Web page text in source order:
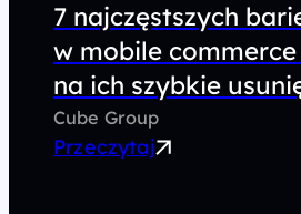
barier UX
i sposoby
usunięcie